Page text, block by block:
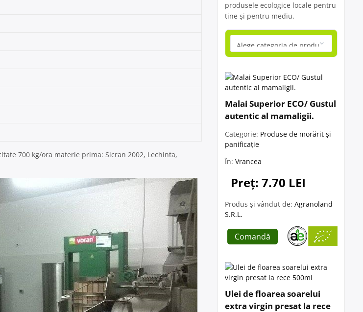
700 kg/ora materie prima: Sicran 2002, Lechinta,
produsele ecologice locale pentru
tine și pentru mediu.
Malai Superior ECO/ Gustul
autentic al mamaligii.
Categorie: Produse de morărit și
panificație
În: Vrancea
Preț: 7.70 LEI
Produs și vândut de: Agranoland
S.R.L.
Comandă
Ulei de floarea soarelui
extra virgin presat la rece